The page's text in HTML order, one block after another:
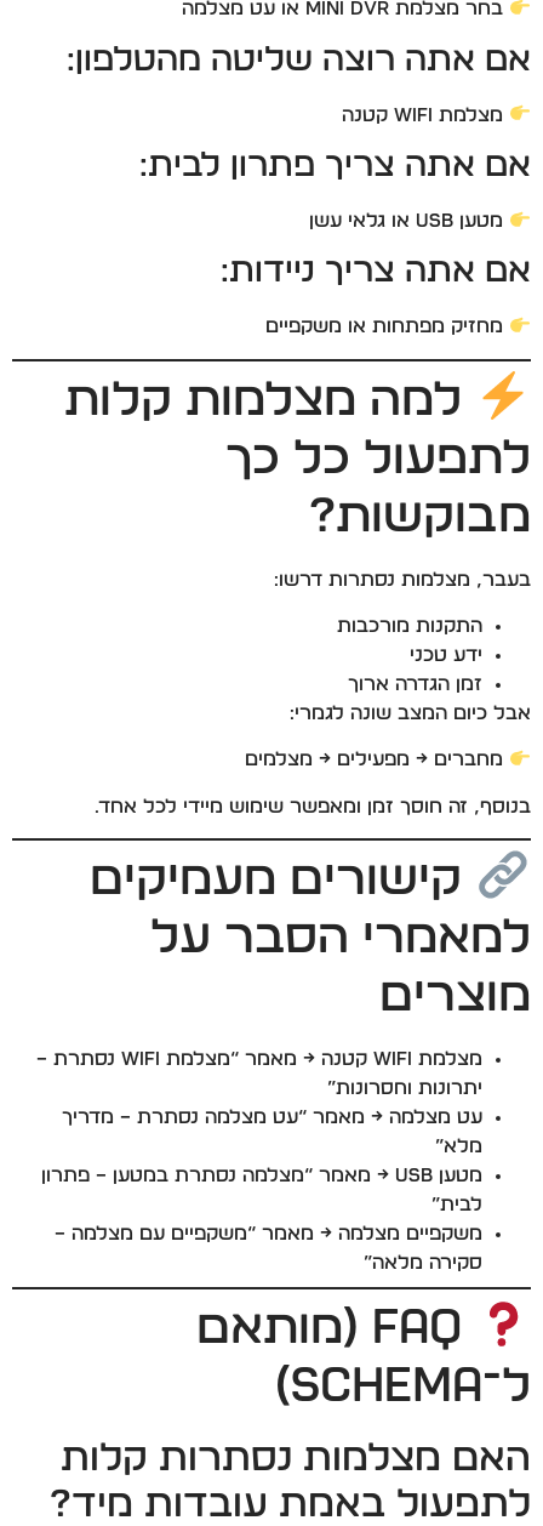
בחר מצלמת Mini DVR או עט מצלמה
אם אתה רוצה שליטה מהטלפון:
מצלמת WiFi קטנה
אם אתה צריך פתרון לבית:
מטען USB או גלאי עשן
אם אתה צריך ניידות:
מחזיק מפתחות או משקפיים
למה מצלמות קלות
לתפעול כל כך
מבוקשות?
בעבר, מצלמות נסתרות דרשו:
התקנות מורכבות
ידע טכני
זמן הגדרה ארוך
אבל כיום המצב שונה לגמרי:
מחברים → מפעילים → מצלמים
בנוסף, זה חוסך זמן ומאפשר שימוש מיידי לכל אחד.
קישורים מעמיקים
למאמרי הסבר על
מוצרים
מצלמת WiFi קטנה → מאמר “מצלמת WiFi נסתרת –
יתרונות וחסרונות”
עט מצלמה → מאמר “עט מצלמה נסתרת – מדריך
מלא”
מטען USB → מאמר “מצלמה נסתרת במטען – פתרון
לבית”
משקפיים מצלמה → מאמר “משקפיים עם מצלמה –
סקירה מלאה”
FAQ (מותאם
ל־Schema)
האם מצלמות נסתרות קלות
לתפעול באמת עובדות מיד?